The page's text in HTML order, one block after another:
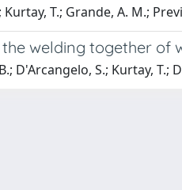
T.; Grande, A. M.;
welding together of
D'Arcangelo, S.; Kurtay, T.;